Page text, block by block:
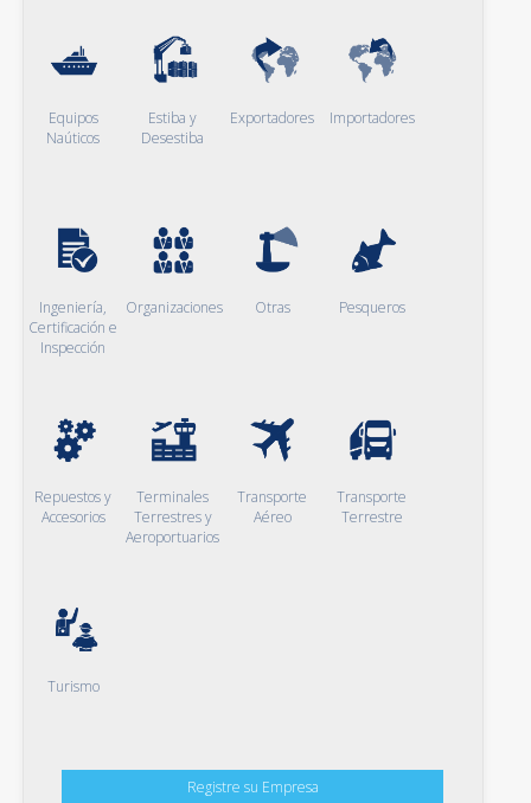
Equipos
Naúticos
Estiba y
Desestiba
Exportadores Importadores
Ingeniería,
Certificación e
Inspección
Organizaciones Otras Pesqueros
Repuestos y
Accesorios
Terminales
Terrestres y
Aeroportuarios
Transporte
Aéreo
Transporte
Terrestre
Turismo
Registre su Empresa